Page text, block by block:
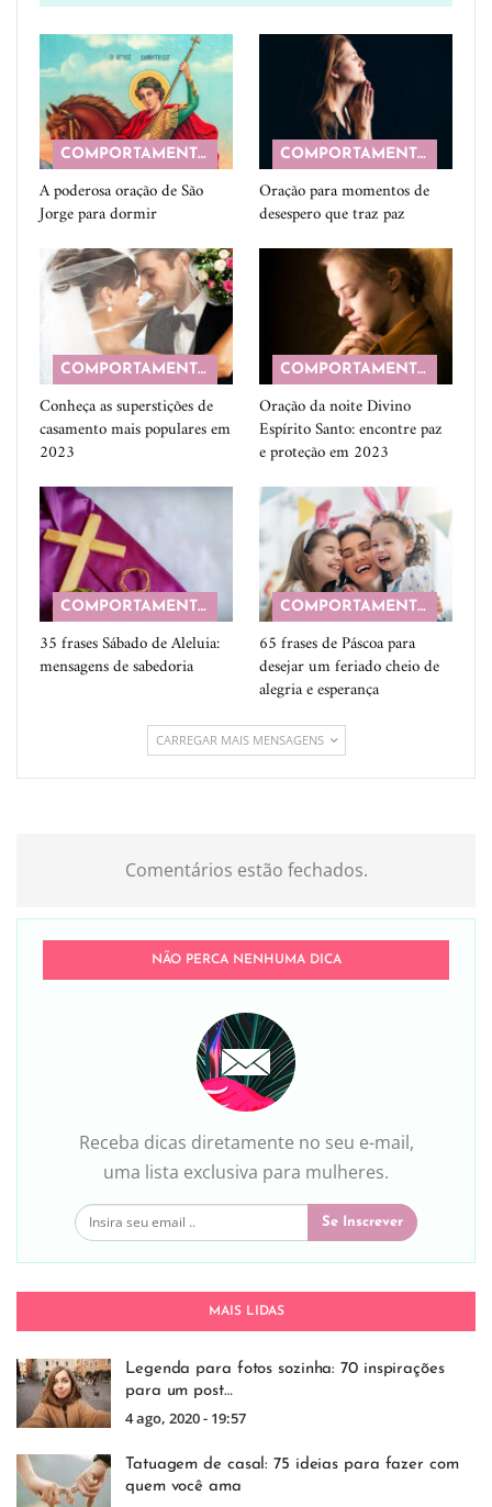
COMPORTAMENTO
A poderosa oração de São
Jorge para dormir
COMPORTAMENTO
Oração para momentos de
desespero que traz paz
COMPORTAMENTO
Conheça as superstições de
casamento mais populares em
2023
COMPORTAMENTO
Oração da noite Divino
Espírito Santo: encontre paz
e proteção em 2023
COMPORTAMENTO
35 frases Sábado de Aleluia:
mensagens de sabedoria
COMPORTAMENTO
65 frases de Páscoa para
desejar um feriado cheio de
alegria e esperança
CARREGAR MAIS MENSAGENS
Comentários estão fechados.
NÃO PERCA NENHUMA DICA
Receba dicas diretamente no seu e-mail,
uma lista exclusiva para mulheres.
Se Inscrever
MAIS LIDAS
Legenda para fotos sozinha: 70 inspirações
para um post…
4 ago, 2020 - 19:57
Tatuagem de casal: 75 ideias para fazer com
quem você ama